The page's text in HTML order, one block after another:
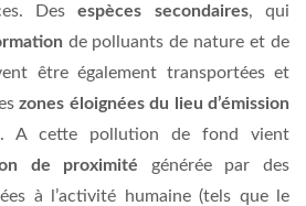
Desespèces secondaires, qui
de polluants de nature et de
être également transportées et
zones éloignées du lieu d’émission
A cette pollution de fond vient
de proximité générée par des
à l’activité humaine (tels que le